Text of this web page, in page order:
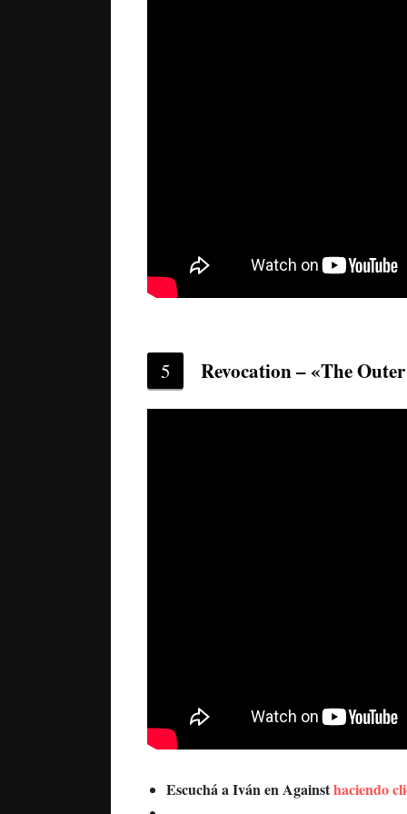
5 Revocation – «The
Escuchá a Iván en Againsthaciendo